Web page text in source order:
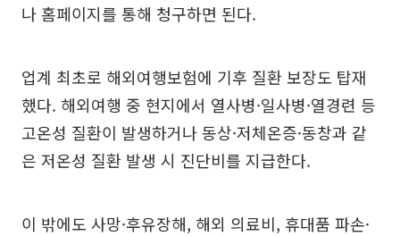
나 홈페이지를 통해 청구하면 된다.
업계 최초로 해외여행보험에 기후 질환 보장도 탑재
했다. 해외여행 중 현지에서 열사병·일사병·열경련 등
고온성 질환이 발생하거나 동상·저체온증·동창과 같
은 저온성 질환 발생 시 진단비를 지급한다.
이 밖에도 사망·후유장해, 해외 의료비, 휴대품 파손·